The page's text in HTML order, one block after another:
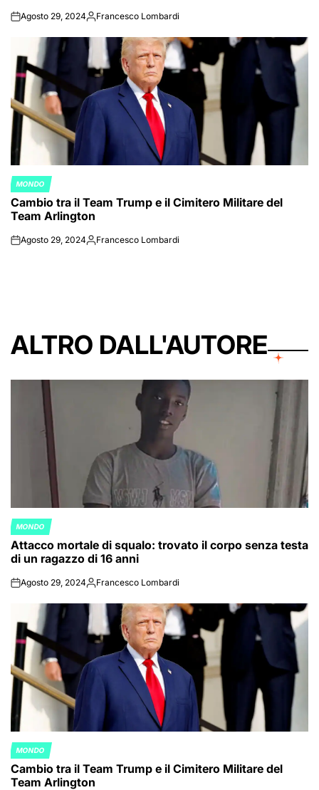
onAgosto 29, 2024Posted
Francesco Lombardi
POSTED
IN
MONDO
Cambio tra il Team Trump e il Cimitero Militare del
Team Arlington
onAgosto 29, 2024Posted
Francesco Lombardi
ALTRO DALL'AUTORE
POSTED
IN
MONDO
Attacco mortale di squalo: trovato il corpo senza testa
di un ragazzo di 16 anni
onAgosto 29, 2024Posted
Francesco Lombardi
POSTED
IN
MONDO
Cambio tra il Team Trump e il Cimitero Militare del
Team Arlington